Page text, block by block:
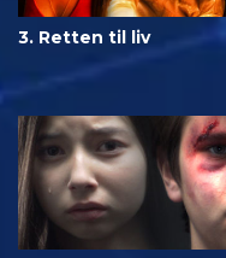
3. Retten til liv